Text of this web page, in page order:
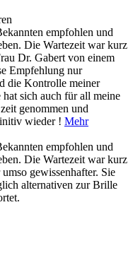
empfohlen und
Die Wartezeit war kurz
Dr. Gabert von einem
Empfehlung nur
die Kontrolle meiner
sich auch für all meine
genommen und
wieder ! Mehr
empfohlen und
Die Wartezeit war kurz
gewissenhafter. Sie
alternativen zur Brille